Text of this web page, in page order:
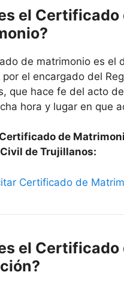
el Certificado
de matrimonio es el
el encargado del
que hace fe del acto
hora y lugar en que
de
de Trujillanos:
Certificado de
el Certificado